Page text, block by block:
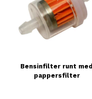
Bensinfilter runt med
pappersfilter